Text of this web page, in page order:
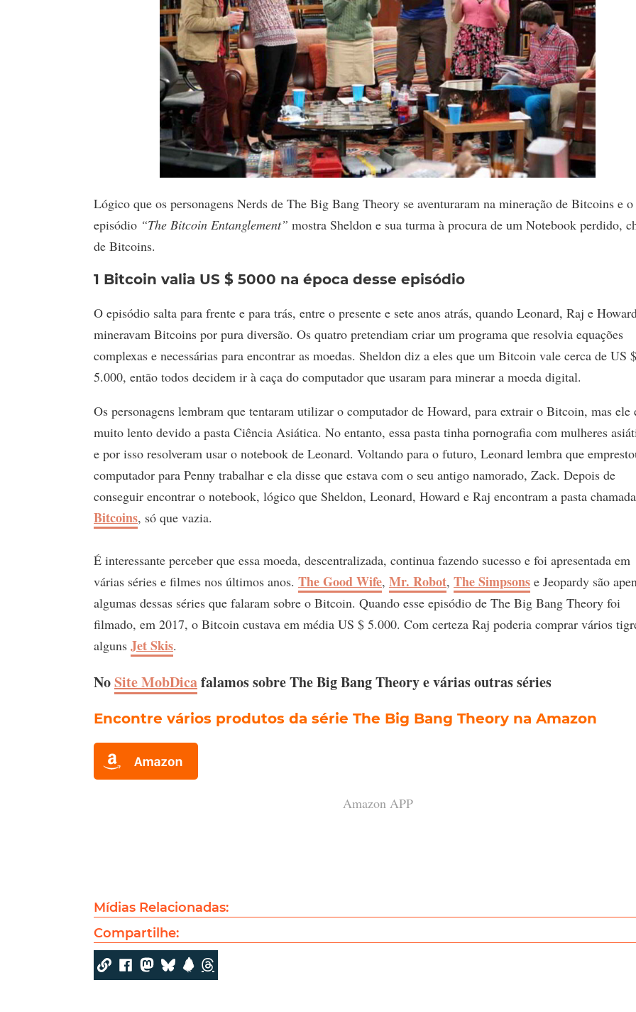
Lógico que os personagens Nerds de The Big Bang Theory se aventuraram na mineração de Bitcoins e o
episódio “The Bitcoin Entanglement” mostra Sheldon e sua turma à procura de um Notebook perdido,
de Bitcoins.
1 Bitcoin valia US $ 5000 na época desse episódio
O episódio salta para frente e para trás, entre o presente e sete anos atrás, quando Leonard, Raj e
mineravam Bitcoins por pura diversão. Os quatro pretendiam criar um programa que resolvia equações
complexas e necessárias para encontrar as moedas. Sheldon diz a eles que um Bitcoin vale cerca de US $
5.000, então todos decidem ir à caça do computador que usaram para minerar a moeda digital.
Os personagens lembram que tentaram utilizar o computador de Howard, para extrair o Bitcoin, mas ele
muito lento devido a pasta Ciência Asiática. No entanto, essa pasta tinha pornografia com mulheres
e por isso resolveram usar o notebook de Leonard. Voltando para o futuro, Leonard lembra que
computador para Penny trabalhar e ela disse que estava com o seu antigo namorado, Zack. Depois de
conseguir encontrar o notebook, lógico que Sheldon, Leonard, Howard e Raj encontram a pasta chamada
Bitcoins, só que vazia.
É interessante perceber que essa moeda, descentralizada, continua fazendo sucesso e foi apresentada em
várias séries e filmes nos últimos anos. The Good Wife, Mr. Robot, The Simpsons e Jeopardy são
algumas dessas séries que falaram sobre o Bitcoin. Quando esse episódio de The Big Bang Theory foi
filmado, em 2017, o Bitcoin custava em média US $ 5.000. Com certeza Raj poderia comprar vários
alguns Jet Skis.
NoSite MobDicafalamos sobre The Big Bang Theory e várias outras séries
Encontre vários produtos da série The Big Bang Theory na Amazon
Amazon APP
Mídias Relacionadas:
Compartilhe: